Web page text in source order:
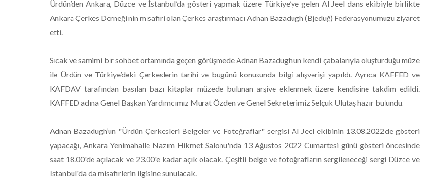
Ürdün’den Ankara, Düzce ve İstanbul’da gösteri yapmak üzere Türkiye’ye gelen Al Jeel dans ekibiyle birlikte
Ankara Çerkes Derneği’nin misafiri olan Çerkes araştırmacı Adnan Bazadugh (Bjeduğ) Federasyonumuzu ziyaret
etti.
Sıcak ve samimi bir sohbet ortamında geçen görüşmede Adnan Bazadugh’un kendi çabalarıyla oluşturduğu müze
ile Ürdün ve Türkiye’deki Çerkeslerin tarihi ve bugünü konusunda bilgi alışverişi yapıldı. Ayrıca KAFFED ve
KAFDAV tarafından basılan bazı kitaplar müzede bulunan arşive eklenmek üzere kendisine takdim edildi.
KAFFED adına Genel Başkan Yardımcımız Murat Özden ve Genel Sekreterimiz Selçuk Ulutaş hazır bulundu.
Adnan Bazadugh’un "Ürdün Çerkesleri Belgeler ve Fotoğraflar" sergisi Al Jeel ekibinin 13.08.2022’de gösteri
yapacağı, Ankara Yenimahalle Nazım Hikmet Salonu'nda 13 Ağustos 2022 Cumartesi günü gösteri öncesinde
saat 18.00'de açılacak ve 23.00'e kadar açık olacak. Çeşitli belge ve fotoğrafların sergileneceği sergi Düzce ve
İstanbul'da da misafirlerin ilgisine sunulacak.